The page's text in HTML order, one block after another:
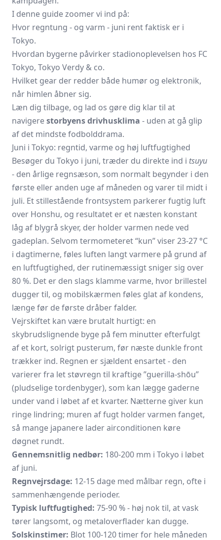
I denne guide zoomer vi ind på:
Hvor regntung - og varm - juni rent faktisk er i
Tokyo.
Hvordan bygerne påvirker stadionoplevelsen hos FC
Tokyo, Tokyo Verdy & co.
Hvilket gear der redder både humør og elektronik,
når himlen åbner sig.
Læn dig tilbage, og lad os gøre dig klar til at
navigerestorbyens drivhusklima - uden at gå glip
af det mindste fodbolddrama.
Juni i Tokyo: regntid, varme og høj luftfugtighed
Besøger du Tokyo i juni, træder du direkte ind i tsuyu
- den årlige regnsæson, som normalt begynder i den
første eller anden uge af måneden og varer til midt i
juli. Et stillestående frontsystem parkerer fugtig luft
over Honshu, og resultatet er et næsten konstant
låg af blygrå skyer, der holder varmen nede ved
gadeplan. Selvom termometeret “kun” viser 23-27 °C
i dagtimerne, føles luften langt varmere på grund af
en luftfugtighed, der rutinemæssigt sniger sig over
80 %. Det er den slags klamme varme, hvor brillestel
dugger til, og mobilskærmen føles glat af kondens,
længe før de første dråber falder.
Vejrskiftet kan være brutalt hurtigt: en
skybrudslignende byge på fem minutter efterfulgt
af et kort, solrigt pusterum, før næste dunkle front
trækker ind. Regnen er sjældent ensartet - den
varierer fra let støvregn til kraftige ”guerilla-shōu”
(pludselige tordenbyger), som kan lægge gaderne
under vand i løbet af et kvarter. Nætterne giver kun
ringe lindring; muren af fugt holder varmen fanget,
så mange japanere lader airconditionen køre
døgnet rundt.
Gennemsnitlig nedbør: 180-200 mm i Tokyo i løbet
af juni.
Regnvejrsdage: 12-15 dage med målbar regn, ofte i
sammenhængende perioder.
Typisk luftfugtighed: 75-90 % - høj nok til, at vask
tører langsomt, og metaloverflader kan dugge.
Solskinstimer: Blot 100-120 timer for hele måneden